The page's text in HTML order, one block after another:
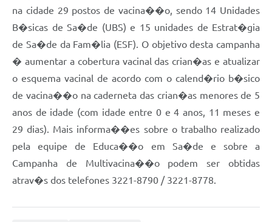
na cidade 29 postos de vacina��o, sendo 14 Unidades
B�sicas de Sa�de (UBS) e 15 unidades de Estrat�gia
de Sa�de da Fam�lia (ESF). O objetivo desta campanha
� aumentar a cobertura vacinal das crian�as e atualizar
o esquema vacinal de acordo com o calend�rio b�sico
de vacina��o na caderneta das crian�as menores de 5
anos de idade (com idade entre 0 e 4 anos, 11 meses e
29 dias). Mais informa��es sobre o trabalho realizado
pela equipe de Educa��o em Sa�de e sobre a
Campanha de Multivacina��o podem ser obtidas
atrav�s dos telefones 3221-8790 / 3221-8778.